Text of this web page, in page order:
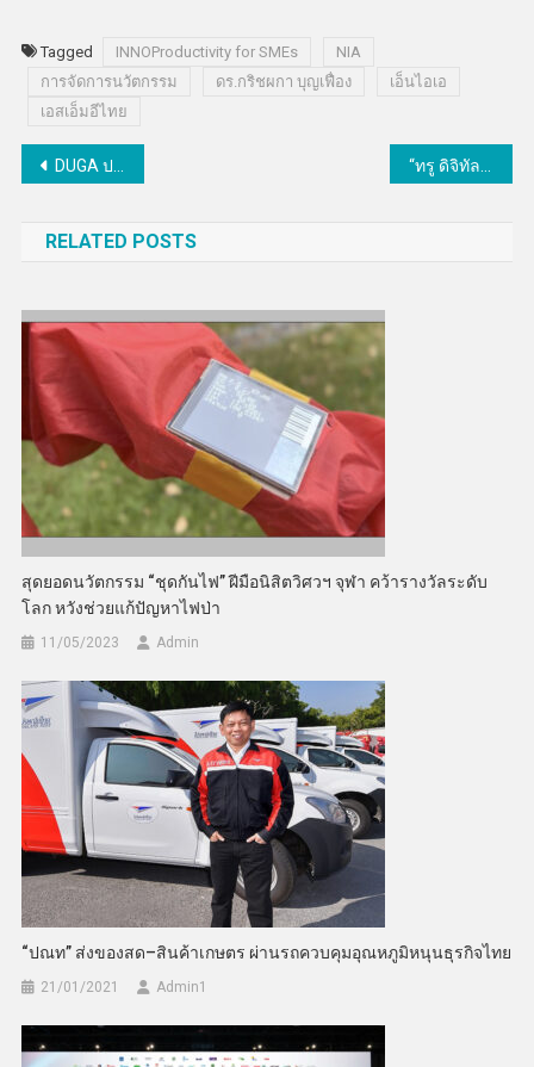
Tagged INNOProductivity for SMEs
NIA
การจัดการนวัตกรรม
ดร.กริชผกา บุญเฟื่อง
เอ็นไอเอ
เอสเอ็มอีไทย
แนะแนว
DUGA ประกาศผล U Power Marketing Campaign Challenge Season 8 “ทรู ดิจิทัล”ถอดสูตรดิจิทัลทรานสฟอร์เมชัน เจาะลึก Digital Intelligence Fabric ที่องค์กรไทยต้องมี
RELATED POSTS
สุดยอดนวัตกรรม “ชุดกันไฟ” ฝีมือนิสิตวิศวฯ จุฬา คว้ารางวัลระดับ
โลก หวังช่วยแก้ปัญหาไฟป่า
11/05/2023 Admin
“ปณท” ส่งของสด–สินค้าเกษตร ผ่านรถควบคุมอุณหภูมิหนุนธุรกิจไทย
21/01/2021 Admin​1